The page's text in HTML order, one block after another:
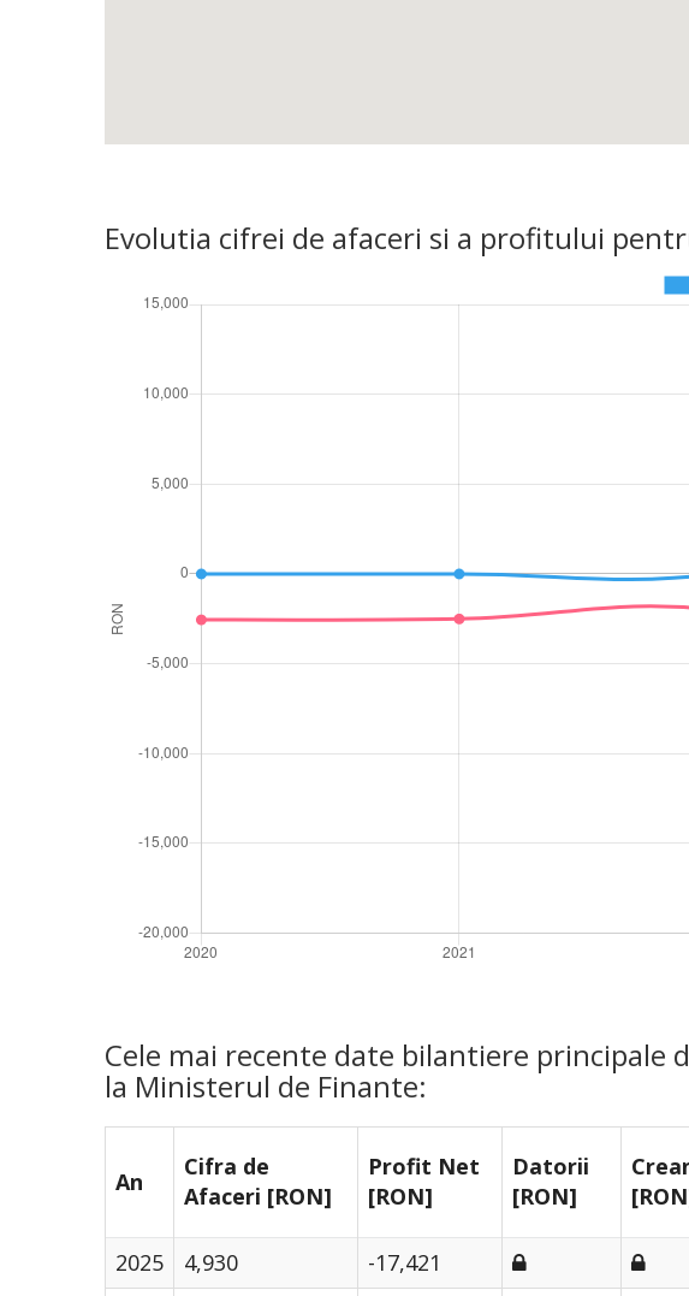
Evolutia cifrei de afaceri si a profitului
Cele mai recente date bilantiere principale
la Ministerul de Finante:
An
Cifra de
Afaceri [RON]
Profit Net
[RON]
Datorii
[RON]
2025 4,930 -17,421